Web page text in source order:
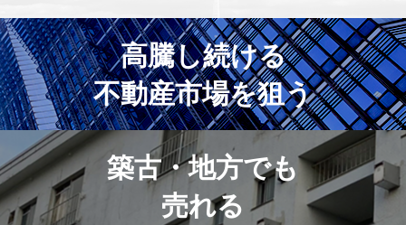
高騰し続ける
不動産市場を狙う
築古・地方でも
売れる